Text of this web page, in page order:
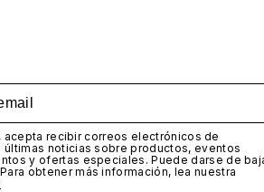
acepta recibir correos electrónicos de
últimas noticias sobre productos, eventos
y ofertas especiales. Puede darse de
obtener más información, lea nuestra